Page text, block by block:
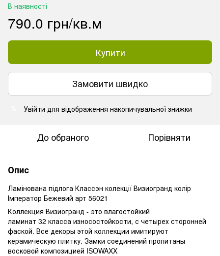
В наявності
790.0 грн/кв.м
Купити
Замовити швидко
Увійти для відображення накопичувальної знижки
До обраного Порівняти
Опис
Ламінована підлога Классэн колекції Визиогранд колір
Імператор Бежевий арт 56021
Коллекция Визиогранд - это влагостойкий
ламинат 32 класса износостойкости, с четырех сторонней
фаской. Все декоры этой коллекции имитируют
керамическую плитку. Замки соединений пропитаны
восковой композицией ISOWAXX